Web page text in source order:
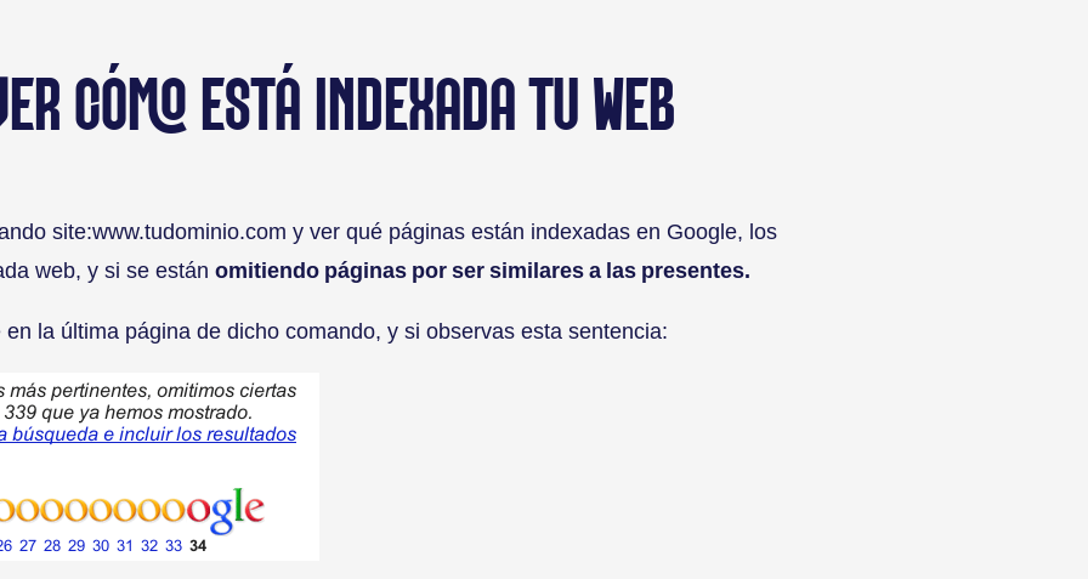
CÓMO ESTÁ INDEXADA TU WEB
site:www.tudominio.com y ver qué páginas están indexadas en Google, los
web, y si se están omitiendo páginas por ser similares a las presentes.
la última página de dicho comando, y si observas esta sentencia: